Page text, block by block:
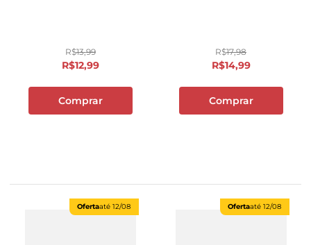
R$13,99
R$12,99
Comprar
R$17,98
R$14,99
Comprar
Ofertaaté 12/08 Ofertaaté 12/08